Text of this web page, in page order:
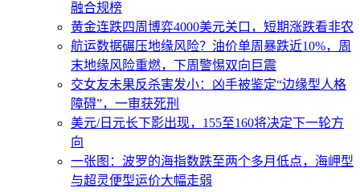
融合规榜
黄金连跌四周博弈4000美元关口，短期涨跌看非农
航运数据碾压地缘风险？油价单周暴跌近10%，周
末地缘风险重燃，下周警惕双向巨震
交女友未果反杀害发小：凶手被鉴定“边缘型人格
障碍”，一审获死刑
美元/日元长下影出现，155至160将决定下一轮方
向
一张图：波罗的海指数跌至两个多月低点，海岬型
与超灵便型运价大幅走弱